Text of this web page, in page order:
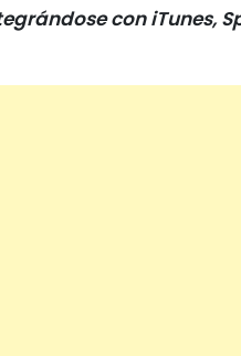
con iTunes,